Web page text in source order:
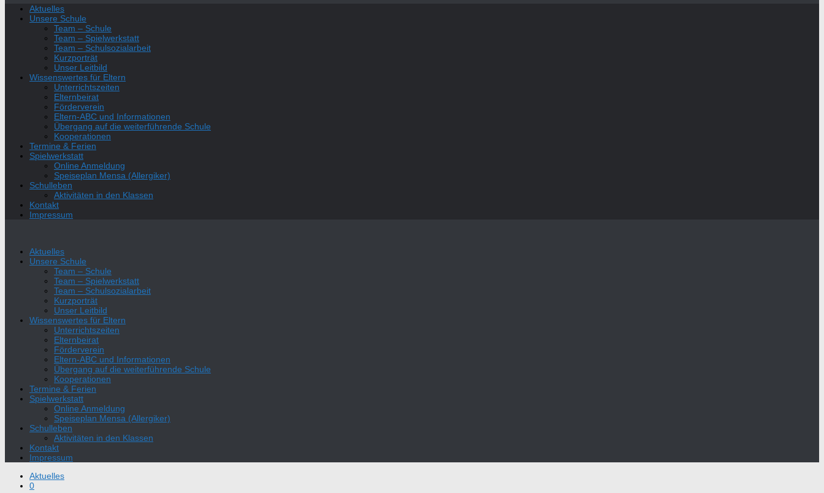
Aktuelles
Unsere Schule
Team – Schule
Team – Spielwerkstatt
Team – Schulsozialarbeit
Kurzporträt
Unser Leitbild
Wissenswertes für Eltern
Unterrichtszeiten
Elternbeirat
Förderverein
Eltern-ABC und Informationen
Übergang auf die weiterführende Schule
Kooperationen
Termine & Ferien
Spielwerkstatt
Online Anmeldung
Speiseplan Mensa (Allergiker)
Schulleben
Aktivitäten in den Klassen
Kontakt
Impressum
Aktuelles
Unsere Schule
Team – Schule
Team – Spielwerkstatt
Team – Schulsozialarbeit
Kurzporträt
Unser Leitbild
Wissenswertes für Eltern
Unterrichtszeiten
Elternbeirat
Förderverein
Eltern-ABC und Informationen
Übergang auf die weiterführende Schule
Kooperationen
Termine & Ferien
Spielwerkstatt
Online Anmeldung
Speiseplan Mensa (Allergiker)
Schulleben
Aktivitäten in den Klassen
Kontakt
Impressum
Aktuelles
0